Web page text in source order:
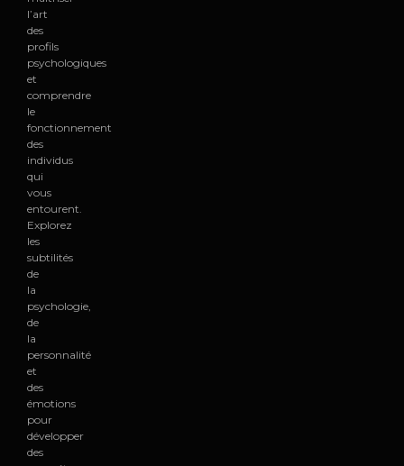
l’art
des
profils
psychologiques
et
comprendre
le
fonctionnement
des
individus
qui
vous
entourent.
Explorez
les
subtilités
de
la
psychologie,
de
la
personnalité
et
des
émotions
pour
développer
des